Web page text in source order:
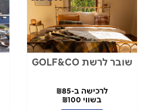
שובר לרשת GOLF&CO
לרכישה ב-₪85
בשווי ₪100